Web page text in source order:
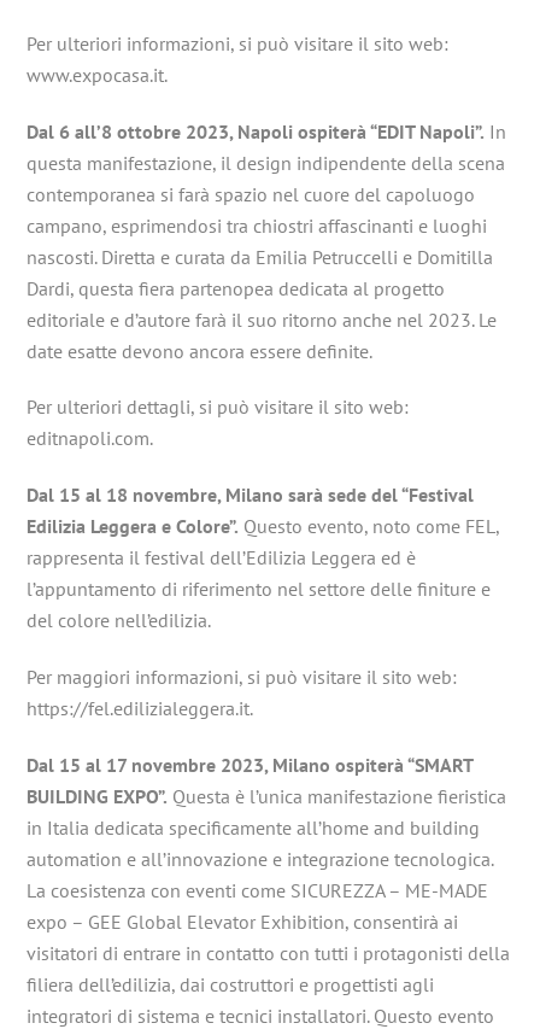
Per ulteriori informazioni, si può visitare il sito web:
www.expocasa.it.
Dal 6 all’8 ottobre 2023, Napoli ospiterà “EDIT Napoli”. In
questa manifestazione, il design indipendente della scena
contemporanea si farà spazio nel cuore del capoluogo
campano, esprimendosi tra chiostri affascinanti e luoghi
nascosti. Diretta e curata da Emilia Petruccelli e Domitilla
Dardi, questa fiera partenopea dedicata al progetto
editoriale e d’autore farà il suo ritorno anche nel 2023. Le
date esatte devono ancora essere definite.
Per ulteriori dettagli, si può visitare il sito web:
editnapoli.com.
Dal 15 al 18 novembre, Milano sarà sede del “Festival
Edilizia Leggera e Colore”. Questo evento, noto come FEL,
rappresenta il festival dell’Edilizia Leggera ed è
l’appuntamento di riferimento nel settore delle finiture e
del colore nell’edilizia.
Per maggiori informazioni, si può visitare il sito web:
https://fel.edilizialeggera.it.
Dal 15 al 17 novembre 2023, Milano ospiterà “SMART
BUILDING EXPO”. Questa è l’unica manifestazione fieristica
in Italia dedicata specificamente all’home and building
automation e all’innovazione e integrazione tecnologica.
La coesistenza con eventi come SICUREZZA – ME-MADE
expo – GEE Global Elevator Exhibition, consentirà ai
visitatori di entrare in contatto con tutti i protagonisti della
filiera dell’edilizia, dai costruttori e progettisti agli
integratori di sistema e tecnici installatori. Questo evento